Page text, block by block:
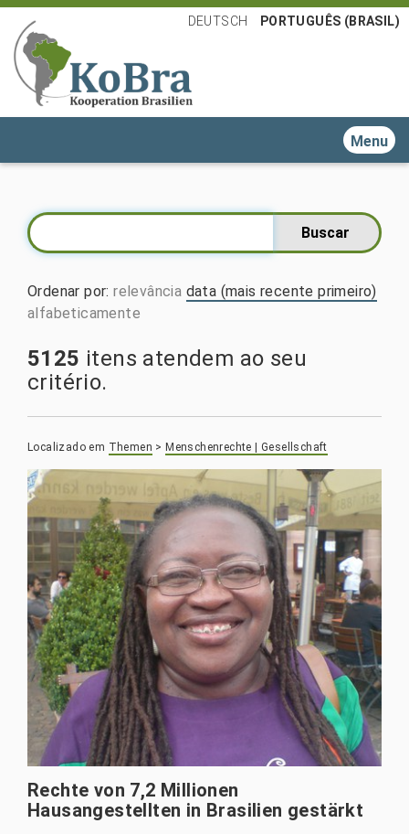
DEUTSCH PORTUGUÊS (BRASIL)
Toggle
Ordenar por:relevância data (mais recente primeiro)
alfabeticamente
5125 itens atendem ao seu
critério.
Localizado em Themen > Menschenrechte | Gesellschaft
Rechte von 7,2 Millionen
Hausangestellten in Brasilien gestärkt